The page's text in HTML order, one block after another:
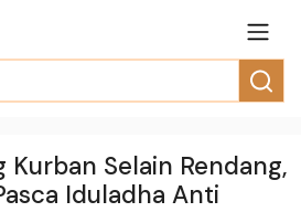
Kurban Selain Rendang,
Iduladha Anti